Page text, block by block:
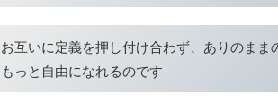
お互いに定義を押し付け合わず、ありのま
もっと自由になれるのです